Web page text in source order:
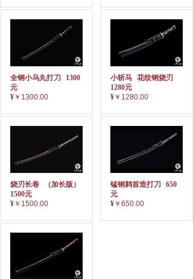
全钢小乌丸打刀
1300
元
¥ ￥1300.00
小斩马
花纹钢烧刃
1280元
¥ ￥1280.00
烧刃长卷
（加长版）
1500元
¥ ￥1500.00
锰钢鹈首造打刀
650
元
¥ ￥650.00